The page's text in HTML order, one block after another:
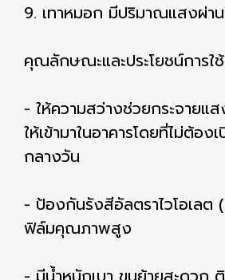
9. เทาหมอก มีปริมาณแสงผ่า
คุณลักษณะและประโยชน์การใ
- ให้ความสว่างช่วยกระจายแ
ให้เข้ามาในอาคารโดยที่ไม่ต้อง
กลางวัน
- ป้องกันรังสีอัลตราไวโอเลต
ฟิล์มคุณภาพสูง